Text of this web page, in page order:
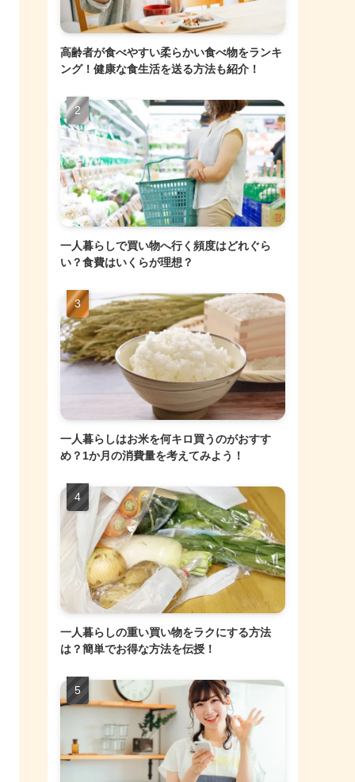
高齢者が食べやすい柔らかい食べ物をランキ
ング！健康な食生活を送る方法も紹介！
一人暮らしで買い物へ行く頻度はどれぐら
い？食費はいくらが理想？
一人暮らしはお米を何キロ買うのがおすす
め？1か月の消費量を考えてみよう！
一人暮らしの重い買い物をラクにする方法
は？簡単でお得な方法を伝授！